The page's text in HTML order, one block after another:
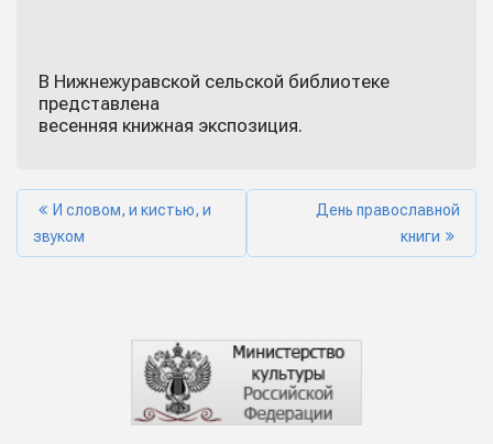
В Нижнежуравской сельской библиотеке
представлена
весенняя книжная экспозиция.
И словом, и кистью, и
звуком
День православной
книги